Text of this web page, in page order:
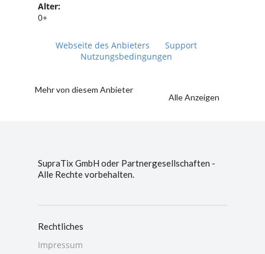
Alter:
0+
Webseite des Anbieters
Support
Nutzungsbedingungen
Mehr von diesem Anbieter
Alle Anzeigen
SupraTix GmbH oder Partnergesellschaften -
Alle Rechte vorbehalten.
Rechtliches
Impressum